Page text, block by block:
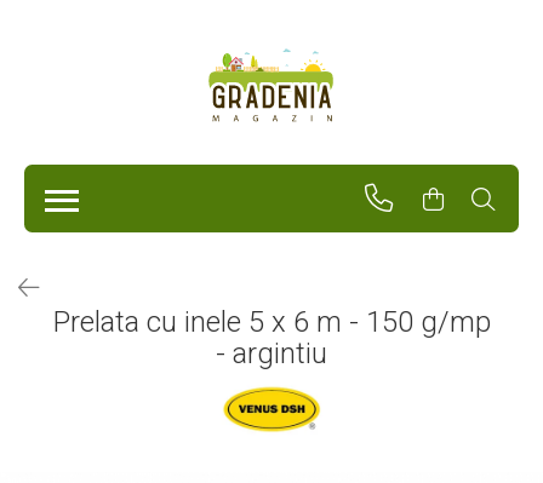
Tractorașe de cosit iarba
Masini de tuns iarba
Roabe
Pompe de apă
Hidrofoare
Prelata cu inele 5 x 6 m - 150 g/mp
- argintiu